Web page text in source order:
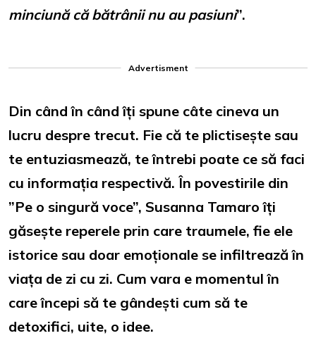
minciună că bătrânii nu au pasiuni”.
Advertisment
Din când în când îți spune câte cineva un
lucru despre trecut. Fie că te plictisește sau
te entuziasmează, te întrebi poate ce să faci
cu informația respectivă. În povestirile din
”Pe o singură voce”, Susanna Tamaro îți
găsește reperele prin care traumele, fie ele
istorice sau doar emoționale se infiltrează în
viața de zi cu zi. Cum vara e momentul în
care începi să te gândești cum să te
detoxifici, uite, o idee.